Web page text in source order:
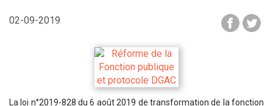
02-09-2019
La loi n°2019-828 du 6 août 2019 de transformation de la fonction